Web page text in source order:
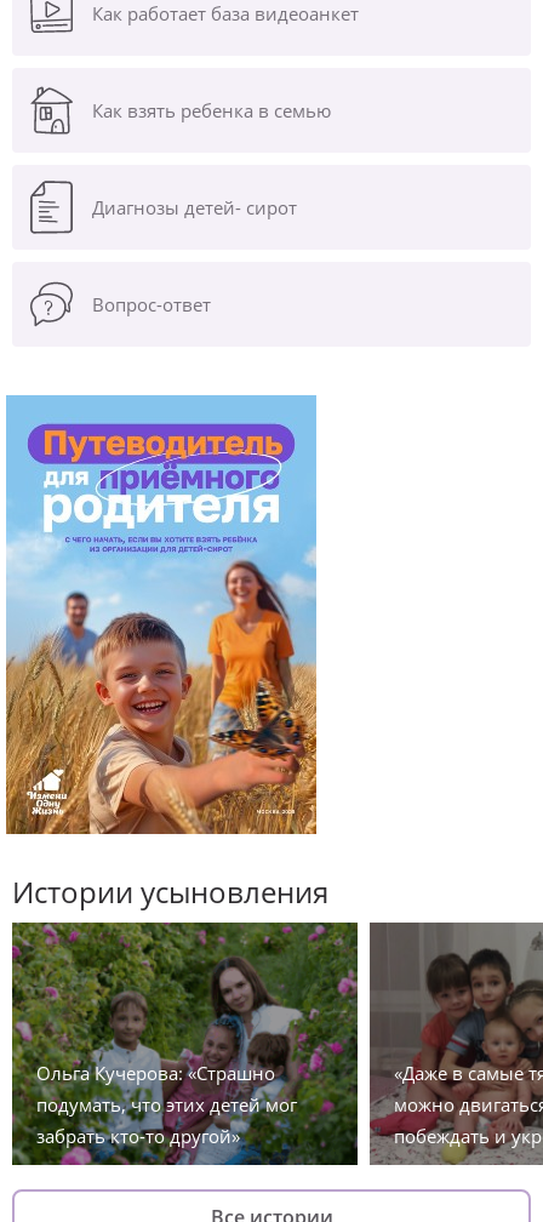
Как работает база видеоанкет
Как взять ребенка в семью
Диагнозы детей- сирот
Вопрос-ответ
Истории усыновления
Ольга Кучерова: «Страшно
подумать, что этих детей мог
забрать кто-то другой»
«Даже в самые
можно
побеждать и